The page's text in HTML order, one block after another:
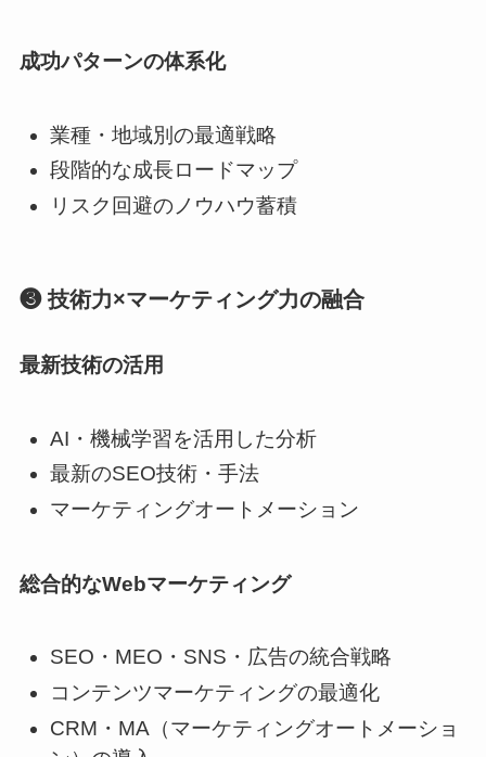
成功パターンの体系化
業種・地域別の最適戦略
段階的な成長ロードマップ
リスク回避のノウハウ蓄積
❸ 技術力×マーケティング力の融合
最新技術の活用
AI・機械学習を活用した分析
最新のSEO技術・手法
マーケティングオートメーション
総合的なWebマーケティング
SEO・MEO・SNS・広告の統合戦略
コンテンツマーケティングの最適化
CRM・MA（マーケティングオートメーショ